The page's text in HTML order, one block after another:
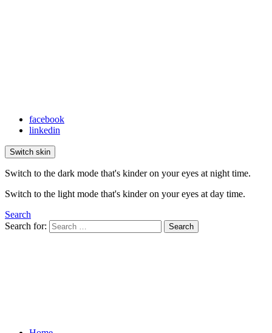
facebook
linkedin
Switch skin
Switch to the dark mode that's kinder on your eyes at night time.
Switch to the light mode that's kinder on your eyes at day time.
Search
Search for:
Search